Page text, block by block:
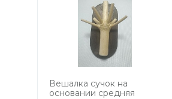
Вешалка сучок на
основании средняя